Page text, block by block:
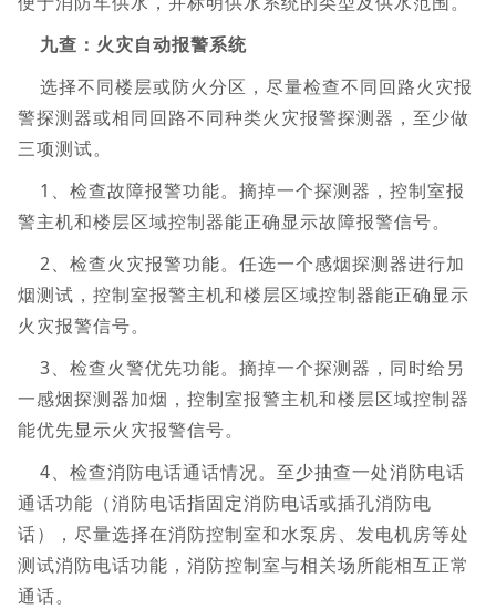
九查：火灾自动报警系统
选择不同楼层或防火分区，尽量检查不同回路火灾报
警探测器或相同回路不同种类火灾报警探测器，至少做
三项测试。
1、检查故障报警功能。摘掉一个探测器，控制室报
警主机和楼层区域控制器能正确显示故障报警信号。
2、检查火灾报警功能。任选一个感烟探测器进行加
烟测试，控制室报警主机和楼层区域控制器能正确显示
火灾报警信号。
3、检查火警优先功能。摘掉一个探测器，同时给另
一感烟探测器加烟，控制室报警主机和楼层区域控制器
能优先显示火灾报警信号。
4、检查消防电话通话情况。至少抽查一处消防电话
通话功能（消防电话指固定消防电话或插孔消防电
话），尽量选择在消防控制室和水泵房、发电机房等处
测试消防电话功能，消防控制室与相关场所能相互正常
通话。